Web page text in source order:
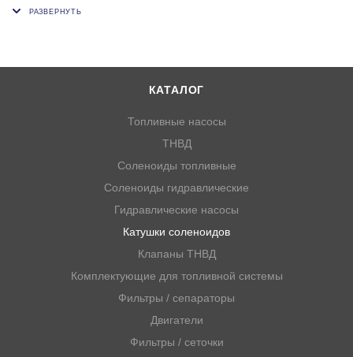
Высота, мм: 38;
ОЕМ: 6309412, NSH069
КАТАЛОГ
Топливные насосы
ТНВД
Соленоиды топливные
Соленоиды гидравлические
Гидравлические насосы
Катушки соленоидов
Клапаны ТНВД
Комплектующие для топливной системы
Фильтры / сепараторы
Двигатели
Фильтры / сеточки